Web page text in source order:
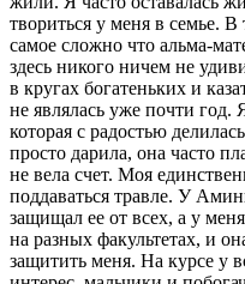
твориться у меня в семье.
самое сложно что альма-
здесь никого ничем не
в кругах богатеньких и
не являлась уже почти
которая с радостью
просто дарила, она часто
не вела счет. Моя
поддаваться травле. У
защищал ее от всех, а у
на разных факультетах, и
защитить меня. На курсе у